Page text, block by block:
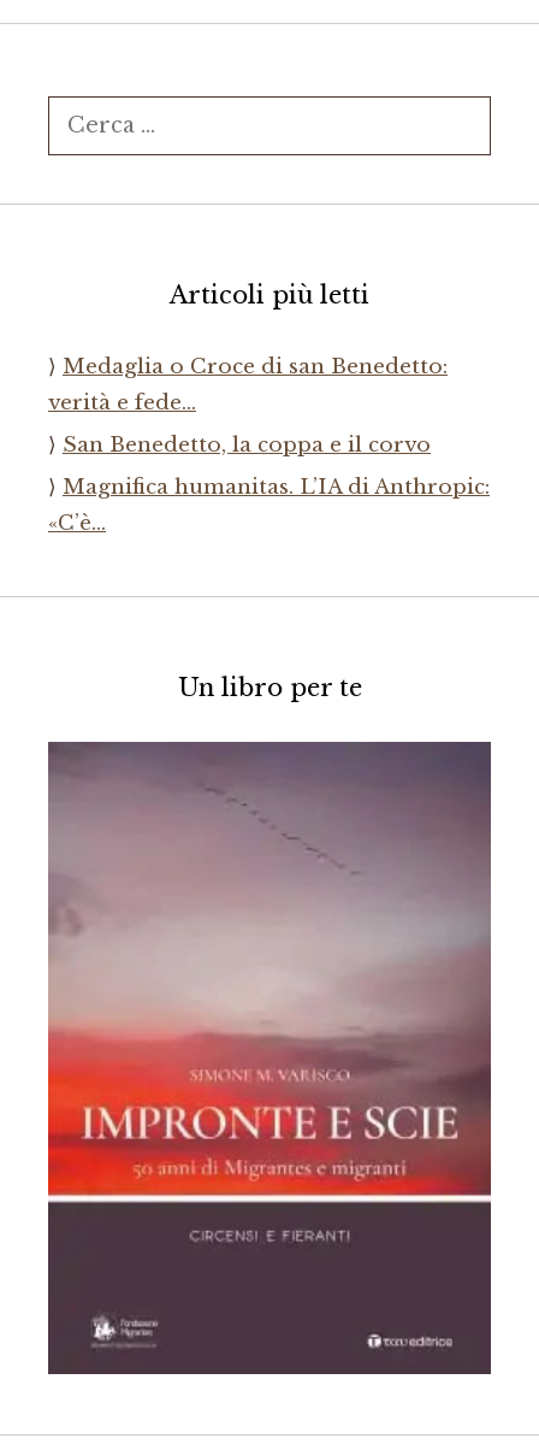
Ricerca
per:
Articoli più letti
Medaglia o Croce di san Benedetto:
verità e fede…
San Benedetto, la coppa e il corvo
Magnifica humanitas. L’IA di Anthropic:
«C’è…
Un libro per te